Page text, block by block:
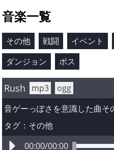
音楽一覧
その他 戦闘
イベント
ダンジョン
ボス
Rush mp3
ogg
音ゲーっぽさを意識した曲そ
タグ： その他
00:00/00:00